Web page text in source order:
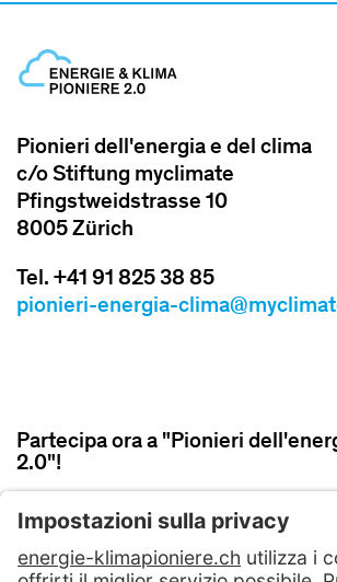
Pionieri dell'energia e del clima
c/o Stiftung myclimate
Pfingstweidstrasse 10
8005 Zürich
Tel. +41 91 825 38 85
pionieri-energia-
Partecipa ora a "Pionieri
2.0"!
ISCRIVITI ORA